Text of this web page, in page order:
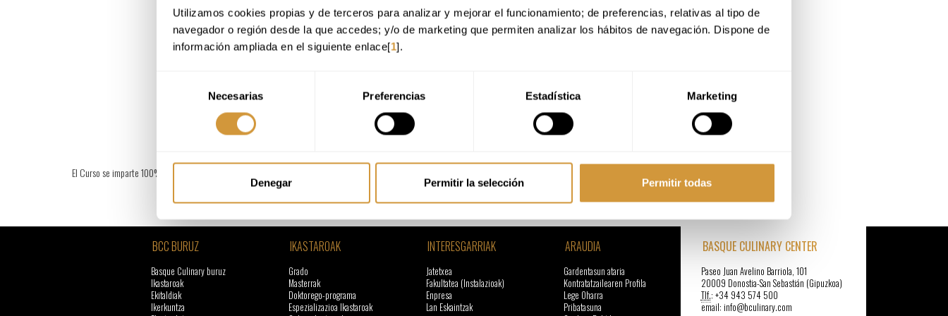
Utilizamos cookies propias y de terceros para analizar y mejorar el funcionamiento; de preferencias, relativas al tipo de
navegador o región desde la que accedes; y/o de marketing que permiten analizar los hábitos de navegación. Dispone de
información ampliada en el siguiente enlace[1].
consentimiento
Necesarias Preferencias Estadística Marketing
Denegar Permitir la selección Permitir todas
18 asistentes
El Curso se imparte 100% en español
BCC BURUZ
Basque Culinary buruz
Ikastaroak
Ekitaldiak
Ikerkuntza
IKASTAROAK
Grado
Masterrak
Doktorego-programa
Espezializazioa Ikastaroak
INTERESGARRIAK
Jatetxea
Fakultatea (Instalazioak)
Enpresa
Lan Eskaintzak
ARAUDIA
Gardentasun ataria
Kontratatzailearen Profila
Lege Oharra
Pribatasuna
BASQUE CULINARY CENTER
Paseo Juan Avelino Barriola, 101
20009 Donostia-San Sebastián (Gipuzkoa)
Tlf.: +34 943 574 500
email: info@bculinary.com